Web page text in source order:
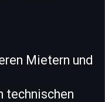
Mietern und
technischen